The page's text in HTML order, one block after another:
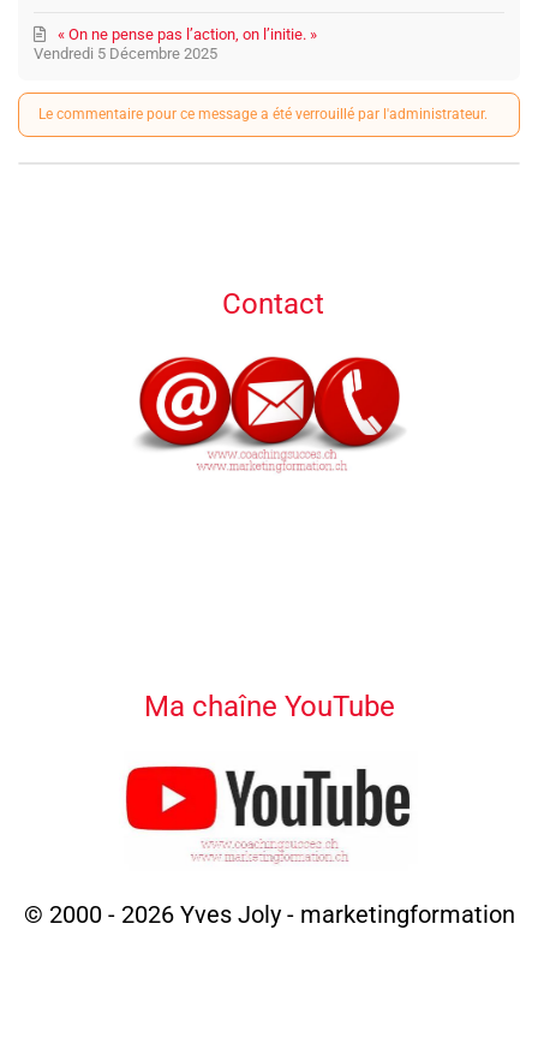
Vendredi 5 Décembre 2025
« On ne pense pas l’action, on l’initie. »
Le commentaire pour ce message a été verrouillé par l'administrateur.
Contact
Ma chaîne YouTube
© 2000 - 2026 Yves Joly - marketingformation